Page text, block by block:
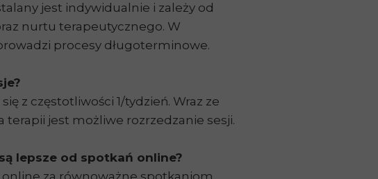
jest indywidualnie i zależy od
nurtu terapeutycznego. W
procesy długoterminowe.
z częstotliwości 1/tydzień. Wraz ze
terapii jest możliwe rozrzedzanie sesji.
lepsze od spotkań online?
za równoważne spotkaniom